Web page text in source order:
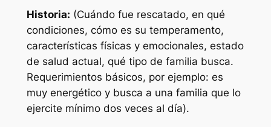
Historia: (Cuándo fue rescatado, en qué
condiciones, cómo es su temperamento,
características físicas y emocionales, estado
de salud actual, qué tipo de familia busca.
Requerimientos básicos, por ejemplo: es
muy energético y busca a una familia que lo
ejercite mínimo dos veces al día).